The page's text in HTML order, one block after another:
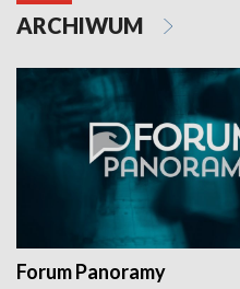
ARCHIWUM
Forum Panoramy